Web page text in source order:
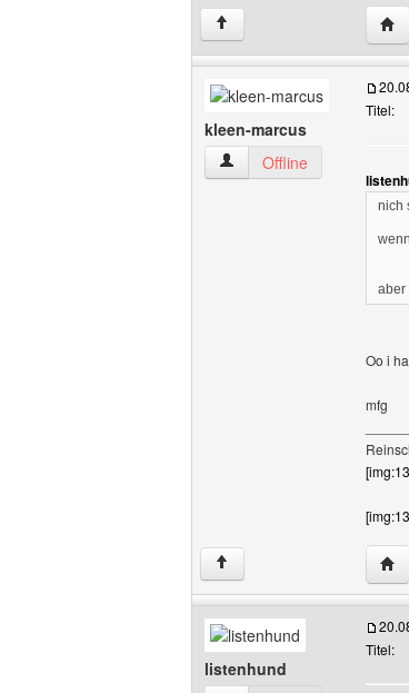
↑
kleen-marcus
kleen-marcus Benutzer-
Offline
Titel:
nich
aber
Oo i
mfg
↑
listenhund
Titel: